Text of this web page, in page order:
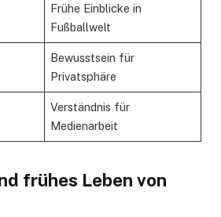
Frühe Einblicke in
Fußballwelt
Bewusstsein für
Privatsphäre
Verständnis für
Medienarbeit
frühes Leben von